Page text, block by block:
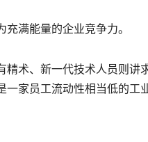
满能量的企业竞争力。
精术、新一代技术人员则讲
家员工流动性相当低的工